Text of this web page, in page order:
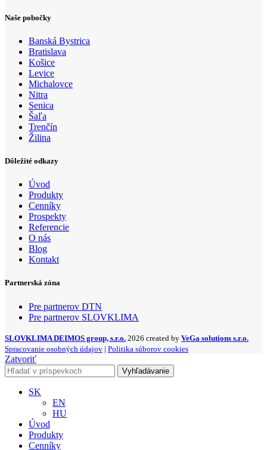
Naše pobočky
Banská Bystrica
Bratislava
Košice
Levice
Michalovce
Nitra
Senica
Šaľa
Trenčín
Žilina
Dôležité odkazy
Úvod
Produkty
Cenníky
Prospekty
Referencie
O nás
Blog
Kontakt
Partnerská zóna
Pre partnerov DTN
Pre partnerov SLOVKLIMA
SLOVKLIMA DEIMOS group, s.r.o. 2026 created by VeGa solutions s.r.o.
Spracovanie osobných údajov | Politika súborov cookies
Zatvoriť
Vyhľadávanie
SK
EN
HU
Úvod
Produkty
Cenníky